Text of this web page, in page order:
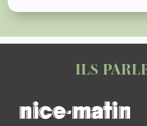
ILS